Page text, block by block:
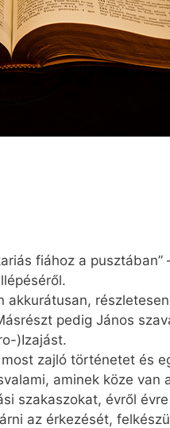
fiához a
akkurátusan,
pedig János
)Izajást.
zajló történetet és
aminek köze
szakaszokat, évről
az érkezését,